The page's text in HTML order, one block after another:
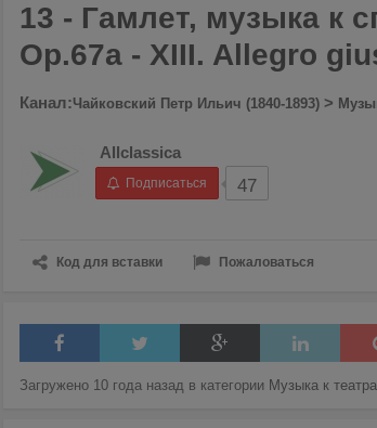
13 - Гамлет, музыка к
Op.67a - XIII. Allegro
Канал:Чайковский Петр Ильич (1840-1893) >
Allclassica
Подписаться 47
Код для вставки Пожаловаться
Загружено 10 года назад в категории Музыка к